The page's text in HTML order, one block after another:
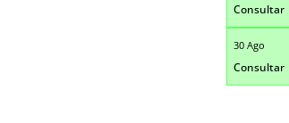
Consultar
30 Ago
Consultar